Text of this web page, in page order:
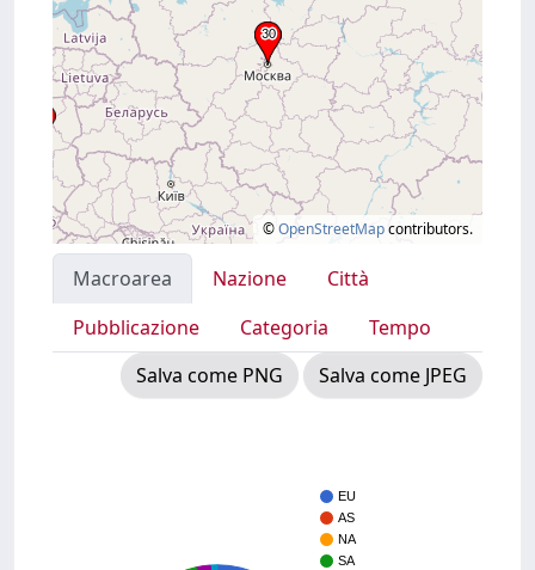
©OpenStreetMapcontributors.
Macroarea Nazione
Città
Pubblicazione
Categoria
Tempo
Salva come PNG
Salva come JPEG
EU
AS
NA
SA